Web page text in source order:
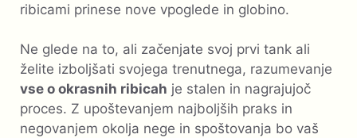
ribicami prinese nove vpoglede in globino.
Ne glede na to, ali začenjate svoj prvi tank ali
želite izboljšati svojega trenutnega, razumevanje
vse o okrasnih ribicah je stalen in nagrajujoč
proces. Z upoštevanjem najboljših praks in
negovanjem okolja nege in spoštovanja bo vaš